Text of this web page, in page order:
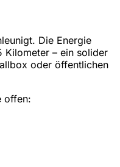
Die Energie
Kilometer – ein solider
oder öffentlichen
offen: